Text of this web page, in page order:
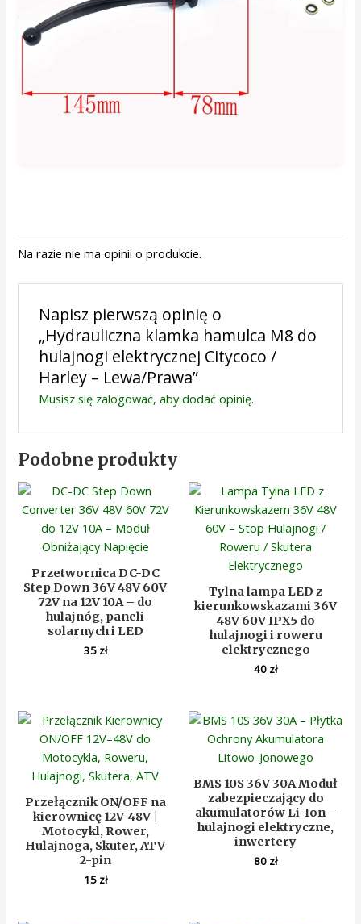
Na razie nie ma opinii o produkcie.
Napisz pierwszą opinię o
„Hydrauliczna klamka hamulca M8 do
hulajnogi elektrycznej Citycoco /
Harley – Lewa/Prawa”
Musisz się zalogować, aby dodać opinię.
Podobne produkty
Przetwornica DC-DC
Step Down 36V 48V 60V
72V na 12V 10A – do
hulajnóg, paneli
solarnych i LED
35 zł
Tylna lampa LED z
kierunkowskazami 36V
48V 60V IPX5 do
hulajnogi i roweru
elektrycznego
40 zł
Przełącznik ON/OFF na
kierownicę 12V-48V |
Motocykl, Rower,
Hulajnoga, Skuter, ATV
2-pin
15 zł
BMS 10S 36V 30A Moduł
zabezpieczający do
akumulatorów Li-Ion –
hulajnogi elektryczne,
inwertery
80 zł